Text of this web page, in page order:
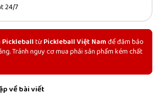
24/7
PickleballtừPickleball Việt Namđể đảm bảo
Tránh nguy cơ mua phải sản phẩm kém chất
về bài viết